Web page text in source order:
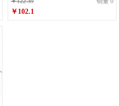
￥102.1